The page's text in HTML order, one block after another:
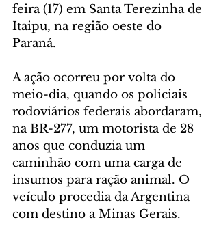
feira (17) em Santa Terezinha de
Itaipu, na região oeste do
Paraná.
A ação ocorreu por volta do
meio-dia, quando os policiais
rodoviários federais abordaram,
na BR-277, um motorista de 28
anos que conduzia um
caminhão com uma carga de
insumos para ração animal. O
veículo procedia da Argentina
com destino a Minas Gerais.